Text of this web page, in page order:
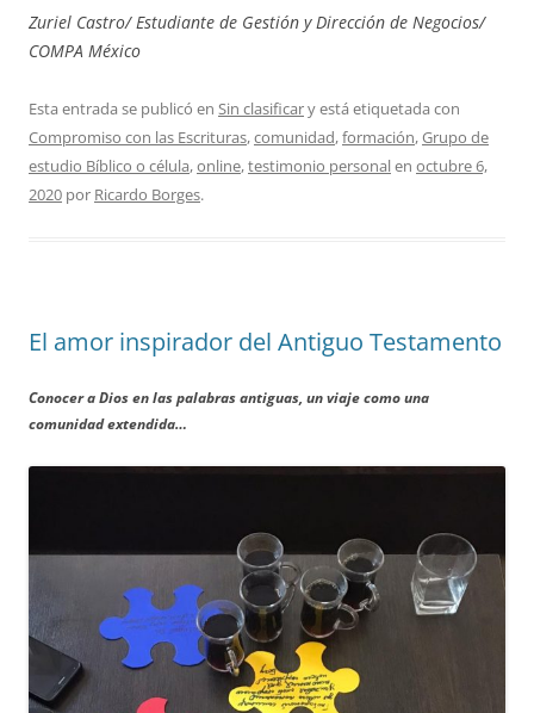
Zuriel Castro/ Estudiante de Gestión y Dirección de Negocios/
COMPA México
Esta entrada se publicó en Sin clasificary está etiquetada con
Compromiso con las Escrituras,comunidad,formación,Grupo de
estudio Bíblico o célula,online,testimonio personalen octubre 6,
2020 por Ricardo Borges.
El amor inspirador del Antiguo Testamento
Conocer a Dios en las palabras antiguas, un viaje como una
comunidad extendida…